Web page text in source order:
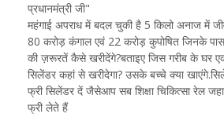
प्रधानमंत्री जी"
महंगाई अपराध में बदल चुकी है 5 किलो अनाज में
80 करोड़ कंगाल एवं 22 करोड़ कुपोषित जिनके
की ज़रूरतें कैसे खरीदेंगे?बताइए जिस गरीब के घर
सिलेंडर कहां से खरीदेगा? उसके बच्चे क्या
फ्री सिलेंडर दें जैसेआप सब शिक्षा चिकित्सा रेल
फ्री लेते हैं